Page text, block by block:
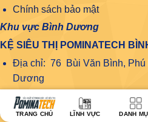
Chính sách bảo mật
Khu vực Bình Dương
KỆ SIÊU THỊ POMINATECH
Địa chỉ: 76 Bùi Văn Bình, Phú
Dương
Khu vực Đồng Nai
TRANG CHỦ LĨNH VỰC DANH